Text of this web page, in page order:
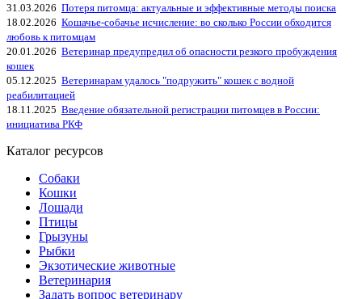
31.03.2026 Потеря питомца: актуальные и эффективные методы поиска
18.02.2026 Кошачье-собачье исчисление: во сколько России обходится
любовь к питомцам
20.01.2026 Ветеринар предупредил об опасности резкого пробуждения
кошек
05.12.2025 Ветеринарам удалось "подружить" кошек с водной
реабилитацией
18.11.2025 Введение обязательной регистрации питомцев в России:
инициатива РКФ
Каталог ресурсов
Собаки
Кошки
Лошади
Птицы
Грызуны
Рыбки
Экзотические животные
Ветеринария
Задать вопрос ветеринару